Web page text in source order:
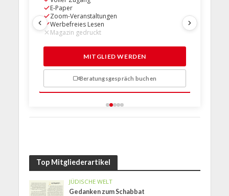
E-Paper
Zoom-Veranstaltungen
Werbefreies Lesen
Magazin gedruckt
MITGLIED WERDEN
Beratungsgespräch buchen
Top Mitgliederartikel
JÜDISCHE WELT
Gedanken zum Schabbat